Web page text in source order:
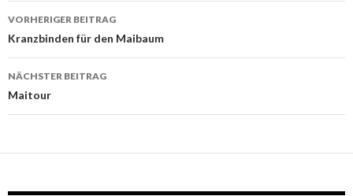
Beitrags-
Navigation
VORHERIGER BEITRAG
Kranzbinden für den Maibaum
NÄCHSTER BEITRAG
Maitour